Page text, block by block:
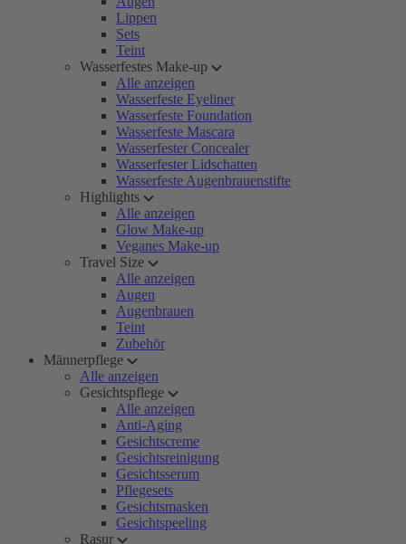
Lippen
Sets
Teint
Wasserfestes Make-up
Alle anzeigen
Wasserfeste Eyeliner
Wasserfeste Foundation
Wasserfeste Mascara
Wasserfester Concealer
Wasserfester Lidschatten
Wasserfeste Augenbrauenstifte
Highlights
Alle anzeigen
Glow Make-up
Veganes Make-up
Travel Size
Alle anzeigen
Augen
Augenbrauen
Teint
Zubehör
Männerpflege
Alle anzeigen
Gesichtspflege
Alle anzeigen
Anti-Aging
Gesichtscreme
Gesichtsreinigung
Gesichtsserum
Pflegesets
Gesichtsmasken
Gesichtspeeling
Rasur